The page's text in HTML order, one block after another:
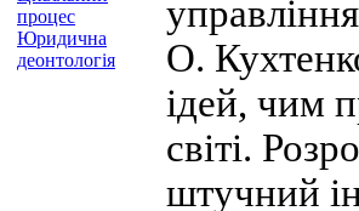
процес
Юридична
деонтологія
О.
ідей, чим
світі.
штучний